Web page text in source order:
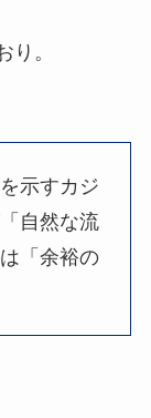
り。
示すカジ
自然な流
「余裕の